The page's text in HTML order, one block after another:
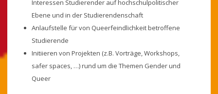
Interessen Studierender auf hochschulpolitischer
Ebene und in der Studierendenschaft
Anlaufstelle für von Queerfeindlichkeit betroffene
Studierende
Initiieren von Projekten (z.B. Vorträge, Workshops,
safer spaces, …) rund um die Themen Gender und
Queer